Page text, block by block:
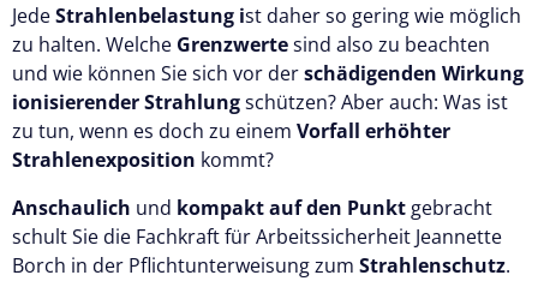
JedeStrahlenbelastung ist daher so gering wie möglich
zu halten. Welche Grenzwertesind also zu beachten
und wie können Sie sich vor derschädigenden Wirkung
ionisierender Strahlungschützen? Aber auch: Was ist
zu tun, wenn es doch zu einem Vorfall erhöhter
Strahlenexposition kommt?
Anschaulich und kompakt auf den Punkt gebracht
schult Sie die Fachkraft für Arbeitssicherheit Jeannette
Borch in der Pflichtunterweisung zum Strahlenschutz.